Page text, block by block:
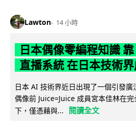
Lawton 14 小時
日本偶像零編程知識
直播系統 在日本技術
日本 AI 技術界近日出現了一個引發
偶像前 Juice=Juice 成員宮本佳林在
下，僅憑藉與...
閱讀全文